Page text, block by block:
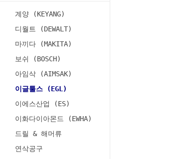
계양 (KEYANG)
디월트 (DEWALT)
마끼다 (MAKITA)
보쉬 (BOSCH)
아임삭 (AIMSAK)
이글툴스 (EGL)
이에스산업 (ES)
이화다이아몬드 (EWHA)
드릴 & 해머류
연삭공구